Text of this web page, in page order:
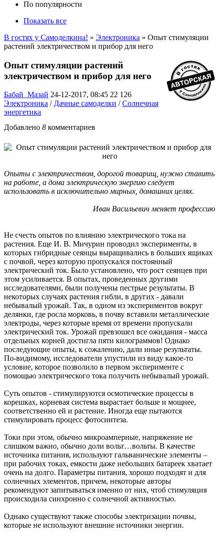
По популярности
Показать все
В гостях у Самоделкина! » Электроника » Опыт стимуляции
растений электричеством и прибор для него
Опыт стимуляции растений
электричеством и прибор для него
Бабай_Мазай 24-12-2017, 08:45 22 126
Электроника /Дачные самоделки /Солнечная
энергетика
Добавлено 8 комментариев
Опыты с электричеством, дорогой товарищ, нужно ставить
на работе, а дома электрическую энергию следует
использовать в исключительно мирных, домашних целях.
Иван Васильевич меняет профессию
Не счесть опытов по влиянию электрического тока на
растения. Еще И. В. Мичурин проводил эксперименты, в
которых гибридные сеянцы выращивались в больших ящиках
с почвой, через которую пропускался постоянный
электрический ток. Было установлено, что рост сеянцев при
этом усиливается. В опытах, проведенных другими
исследователями, были получены пестрые результаты. В
некоторых случаях растения гибли, в других - давали
небывалый урожай. Так, в одном из экспериментов вокруг
делянки, где росла морковь, в почву вставили металлические
электроды, через которые время от времени пропускали
электрический ток. Урожай превзошел все ожидания - масса
отдельных корней достигла пяти килограммов! Однако
последующие опыты, к сожалению, дали иные результаты.
По-видимому, исследователи упустили из виду какое-то
условие, которое позволило в первом эксперименте с
помощью электрического тока получить небывалый урожай.
Суть опытов - стимулируются осмотические процессы в
корешках, корневая система вырастает больше и мощнее,
соответственно ей и растение. Иногда еще пытаются
стимулировать процесс фотосинтеза.
Токи при этом, обычно микроамперные, напряжение не
слишком важно, обычно доли вольт…вольты. В качестве
источника питания, используют гальванические элементы –
при рабочих токах, емкости даже небольших батареек хватает
очень на долго. Параметры питания, хорошо подходят и для
солнечных элементов, причем, некоторые авторы
рекомендуют запитываться именно от них, чтоб стимуляция
происходила синхронно с солнечной активностью.
Однако существуют также способы электризации почвы,
которые не используют внешние источники энергии.